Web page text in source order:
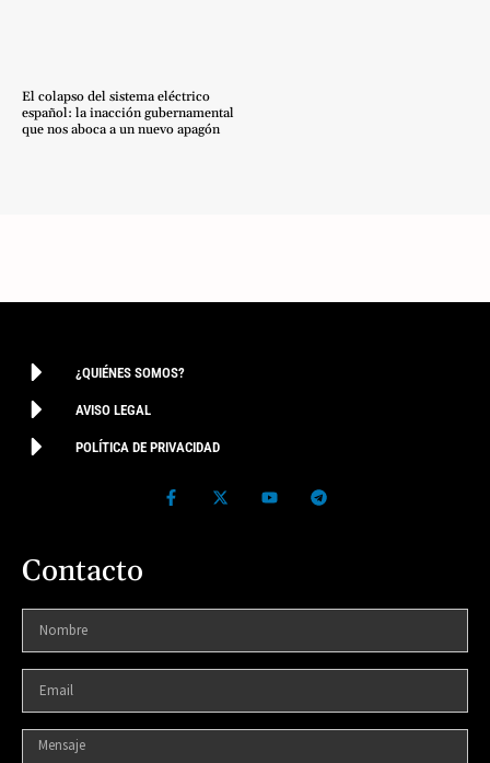
El colapso del sistema eléctrico
español: la inacción gubernamental
que nos aboca a un nuevo apagón
¿QUIÉNES SOMOS?
AVISO LEGAL
POLÍTICA DE PRIVACIDAD
Contacto